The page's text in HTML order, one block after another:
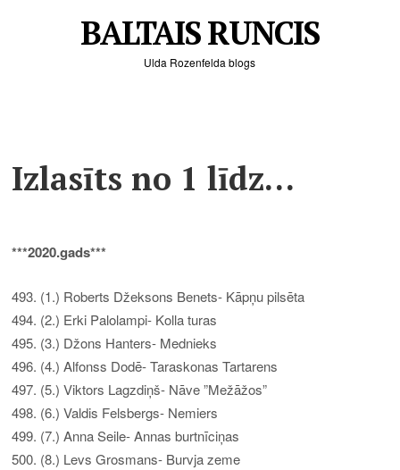
BALTAIS RUNCIS
Ulda Rozenfelda blogs
Izlasīts no 1 līdz…
***2020.gads***
493. (1.) Roberts Džeksons Benets- Kāpņu pilsēta
494. (2.) Erki Palolampi- Kolla turas
495. (3.) Džons Hanters- Mednieks
496. (4.) Alfonss Dodē- Taraskonas Tartarens
497. (5.) Viktors Lagzdiņš- Nāve ”Mežāžos”
498. (6.) Valdis Felsbergs- Nemiers
499. (7.) Anna Seile- Annas burtnīciņas
500. (8.) Levs Grosmans- Burvja zeme